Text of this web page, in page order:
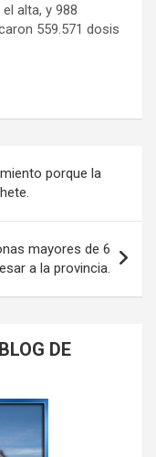
alta, y 988
559.571 dosis
porque la
mayores de 6
a la provincia.
DE